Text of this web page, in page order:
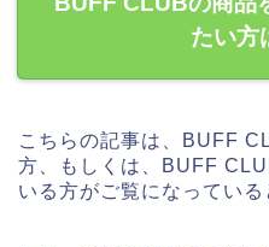
たい方
こちらの記事は、BUFF
方、もしくは、BUFF
いる方がご覧になっている